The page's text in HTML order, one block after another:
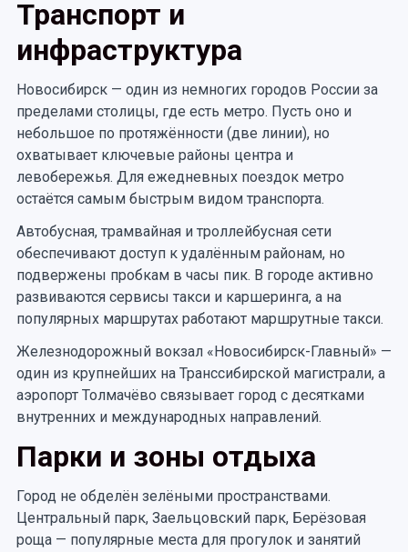
Транспорт и
инфраструктура
Новосибирск — один из немногих городов России за
пределами столицы, где есть метро. Пусть оно и
небольшое по протяжённости (две линии), но
охватывает ключевые районы центра и
левобережья. Для ежедневных поездок метро
остаётся самым быстрым видом транспорта.
Автобусная, трамвайная и троллейбусная сети
обеспечивают доступ к удалённым районам, но
подвержены пробкам в часы пик. В городе активно
развиваются сервисы такси и каршеринга, а на
популярных маршрутах работают маршрутные такси.
Железнодорожный вокзал «Новосибирск-Главный» —
один из крупнейших на Транссибирской магистрали, а
аэропорт Толмачёво связывает город с десятками
внутренних и международных направлений.
Парки и зоны отдыха
Город не обделён зелёными пространствами.
Центральный парк, Заельцовский парк, Берёзовая
роща — популярные места для прогулок и занятий